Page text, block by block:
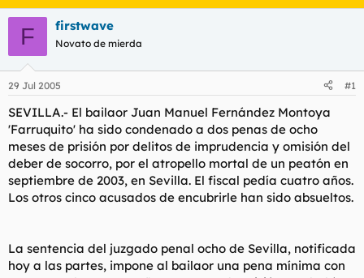
i
c
i
a
d
o
d
e
l
t
e
m
a
h
a
e
i
c
i
o
F firstwave
Novato de mierda
29 Jul 2005 #1
SEVILLA.- El bailaor Juan Manuel Fernández Montoya
'Farruquito' ha sido condenado a dos penas de ocho
meses de prisión por delitos de imprudencia y omisión del
deber de socorro, por el atropello mortal de un peatón en
septiembre de 2003, en Sevilla. El fiscal pedía cuatro años.
Los otros cinco acusados de encubrirle han sido absueltos.
La sentencia del juzgado penal ocho de Sevilla, notificada
hoy a las partes, impone al bailaor una pena mínima con